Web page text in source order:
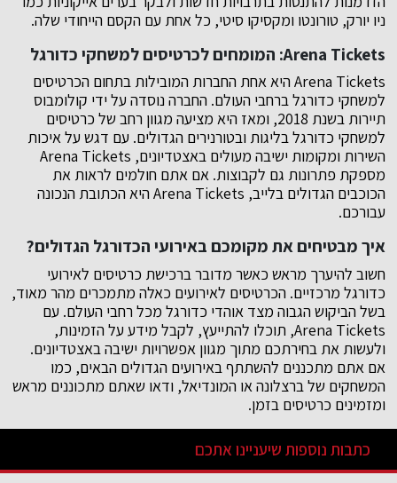
ניו יורק, טורונטו ומקסיקו סיטי, כל אחת עם הקסם הייחודי שלה.
Arena Tickets: המומחים לכרטיסים למשחקי כדורגל
Arena Tickets היא אחת החברות המובילות בתחום הכרטיסים
למשחקי כדורגל ברחבי העולם. החברה נוסדה על ידי קולומבוס
תיירות בשנת 2018, ומאז היא מציעה מגוון רחב של כרטיסים
למשחקי כדורגל בליגות ובטורנירים הגדולים. עם דגש על איכות
השירות ומקומות ישיבה מעולים באצטדיונים, Arena Tickets
מספקת פתרונות גם לקבוצות. אם אתם חולמים לראות את
הכוכבים הגדולים בלייב, Arena Tickets היא הכתובת הנכונה
עבורכם.
איך מבטיחים את מקומכם באירועי הכדורגל הגדולים?
חשוב להיערך מראש כאשר מדובר ברכישת כרטיסים לאירועי
כדורגל מרכזיים. הכרטיסים לאירועים כאלה מתמכרים מהר מאוד,
בשל הביקוש הגבוה מצד אוהדי כדורגל מכל רחבי העולם. עם
Arena Tickets, תוכלו להתייעץ, לקבל מידע על הזמינות,
ולעשות את בחירתכם מתוך מגוון אפשרויות ישיבה באצטדיונים.
אם אתם מתכננים להשתתף באירועים הגדולים הבאים, כמו
המשחקים של ברצלונה או המונדיאל, ודאו שאתם מתכוננים מראש
ומזמינים כרטיסים בזמן.
כתבות נוספות שיעניינו אתכם